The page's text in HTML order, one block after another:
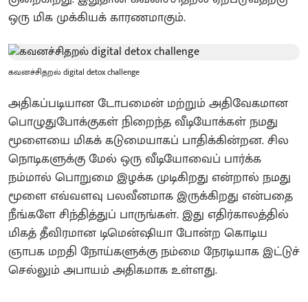
ஒரு மிக முக்கியக் காரணமாகும்.
கவனச்சிதறல் digital detox challenge
அதிகப்படியான டோபமைன் மற்றும் அதிவேகமான
பொழுதுபோக்குகள் நிறைந்த வீடியோக்கள் நமது
மூளையை மிகக் கடுமையாகப் பாதிக்கின்றன. சில
நொடிகளுக்கு மேல் ஒரு வீடியோவைப் பார்க்க
நம்மால் பொறுமை இழக்க முடிகிறது என்றால் நமது
மூளை எவ்வளவு பலவீனமாக இருக்கிறது என்பதை
நீங்களே சிந்தித்துப் பாருங்கள். இது எதிர்காலத்தில்
மிகத் தீவிரமான டிமென்ஷியா போன்ற கொடிய
ஞாபக மறதி நோய்களுக்கு நம்மை நேரடியாக இட்டுச்
செல்லும் அபாயம் அதிகமாக உள்ளது.